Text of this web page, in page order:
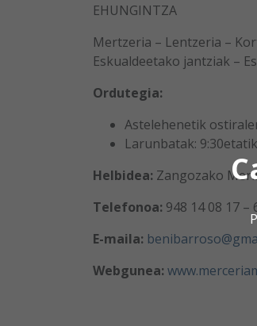
EHUNGINTZA
Mertzeria – Lentzeria –
Eskualdeetako jantziak –
Ordutegia:
Astelehenetik
Larunbatak:
Helbidea: Zangozako
Telefonoa: 948 14 08 17 –
E-maila:
Webgunea: